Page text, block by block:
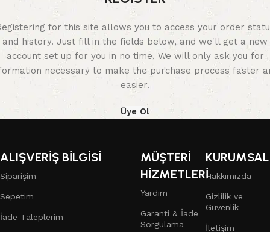
for this site allows you to access your order
and history. Just fill in the fields below, and we'll get a new
account set up for you in no time. We will only ask you for
necessary to make the purchase process faster
easier.
Üye Ol
ALIŞVERİŞ BİLGİSİ
Siparişim
Sepetim
İade Taleplerim
MÜŞTERİ
HİZMETLERİ
Yardım
Garanti & İade
Sorgulama
KURUMSAL
Hakkımızda
Gizlilik ve
Güvenlik
İletişim